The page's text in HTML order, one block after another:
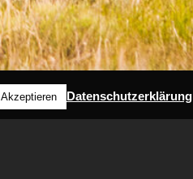
Akzeptieren Datenschutzerklärung